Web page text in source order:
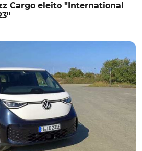
Cargo eleito "International